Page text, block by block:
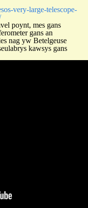
very-large-telescope-
poynt, mes gans
gans an
nag yw Betelgeuse
kawsys gans